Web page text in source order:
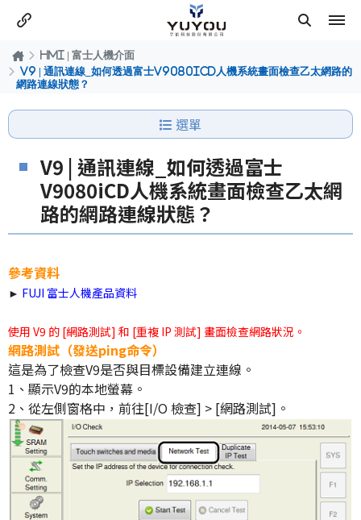
HMI | 富士人機介面
V9 | 通訊連線_如何透過富士V9080iCD人機系統畫面檢查乙太網路的
網路連線狀態？
選單
V9 | 通訊連線_如何透過富士
V9080iCD人機系統畫面檢查乙太網
路的網路連線狀態？
參考資料
► FUJI 富士人機產品資料
使用 V9 的 [網路測試] 和 [重複 IP 測試] 畫面檢查網路狀況。
網路測試（發送ping命令）
這是為了檢查V9是否與目標設備建立連線。
1、顯示V9的本地螢幕。
2、從左側窗格中，前往[I/O 檢查] > [網路測試]。